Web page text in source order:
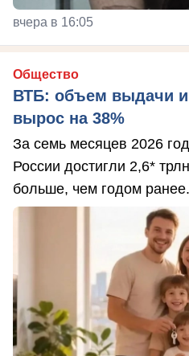
вчера в 16:05
Общество
ВТБ: объем выдачи
вырос на 38%
За семь месяцев 2026
России достигли 2,6*
больше, чем годом ранее.